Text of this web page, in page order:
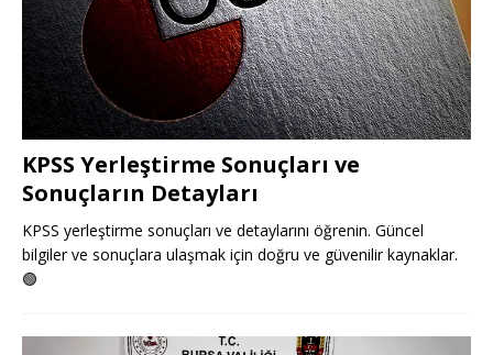
KPSS Yerleştirme Sonuçları ve
Sonuçların Detayları
KPSS yerleştirme sonuçları ve detaylarını öğrenin. Güncel
bilgiler ve sonuçlara ulaşmak için doğru ve güvenilir kaynaklar.
🟢